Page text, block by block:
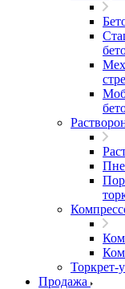
Торкрет-
Продажа